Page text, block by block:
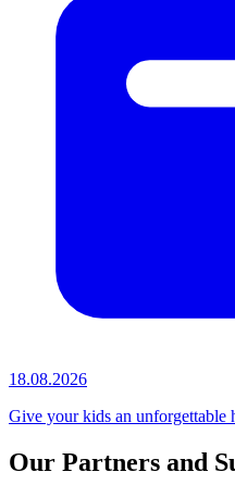
18.08.2026
Give your kids an unforgettable
Our Partners and